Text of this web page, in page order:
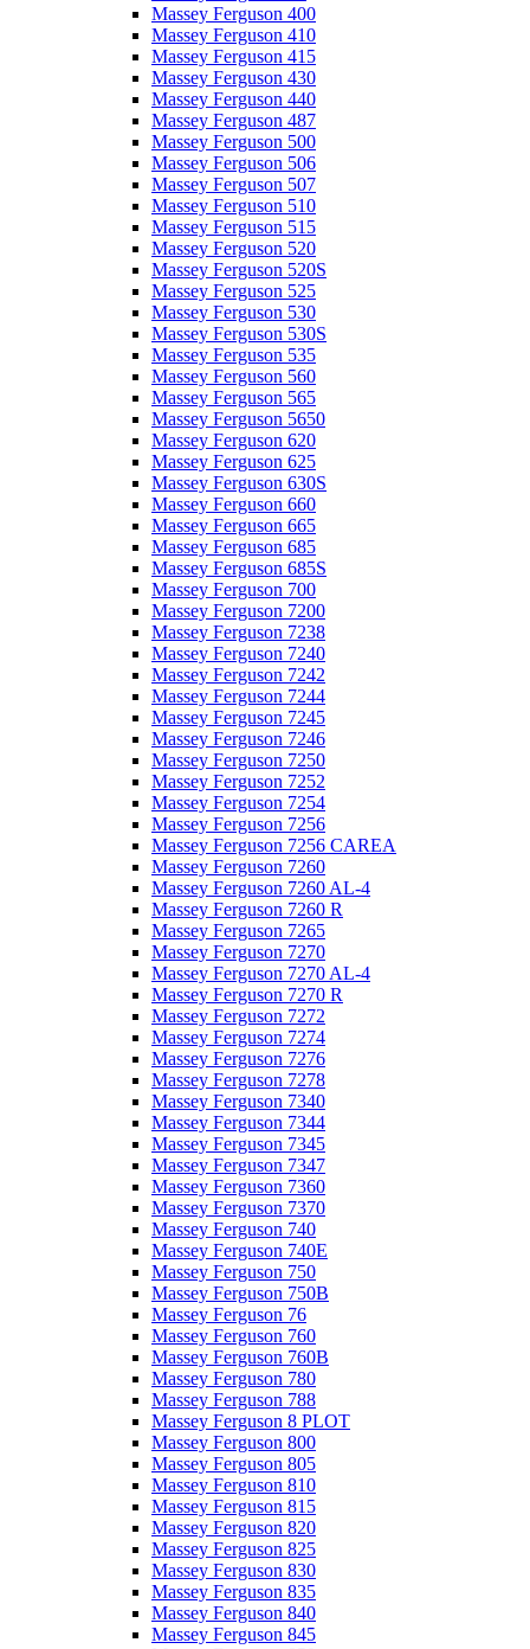
Massey Ferguson 400
Massey Ferguson 410
Massey Ferguson 415
Massey Ferguson 430
Massey Ferguson 440
Massey Ferguson 487
Massey Ferguson 500
Massey Ferguson 506
Massey Ferguson 507
Massey Ferguson 510
Massey Ferguson 515
Massey Ferguson 520
Massey Ferguson 520S
Massey Ferguson 525
Massey Ferguson 530
Massey Ferguson 530S
Massey Ferguson 535
Massey Ferguson 560
Massey Ferguson 565
Massey Ferguson 5650
Massey Ferguson 620
Massey Ferguson 625
Massey Ferguson 630S
Massey Ferguson 660
Massey Ferguson 665
Massey Ferguson 685
Massey Ferguson 685S
Massey Ferguson 700
Massey Ferguson 7200
Massey Ferguson 7238
Massey Ferguson 7240
Massey Ferguson 7242
Massey Ferguson 7244
Massey Ferguson 7245
Massey Ferguson 7246
Massey Ferguson 7250
Massey Ferguson 7252
Massey Ferguson 7254
Massey Ferguson 7256
Massey Ferguson 7256 CAREA
Massey Ferguson 7260
Massey Ferguson 7260 AL-4
Massey Ferguson 7260 R
Massey Ferguson 7265
Massey Ferguson 7270
Massey Ferguson 7270 AL-4
Massey Ferguson 7270 R
Massey Ferguson 7272
Massey Ferguson 7274
Massey Ferguson 7276
Massey Ferguson 7278
Massey Ferguson 7340
Massey Ferguson 7344
Massey Ferguson 7345
Massey Ferguson 7347
Massey Ferguson 7360
Massey Ferguson 7370
Massey Ferguson 740
Massey Ferguson 740E
Massey Ferguson 750
Massey Ferguson 750B
Massey Ferguson 76
Massey Ferguson 760
Massey Ferguson 760B
Massey Ferguson 780
Massey Ferguson 788
Massey Ferguson 8 PLOT
Massey Ferguson 800
Massey Ferguson 805
Massey Ferguson 810
Massey Ferguson 815
Massey Ferguson 820
Massey Ferguson 825
Massey Ferguson 830
Massey Ferguson 835
Massey Ferguson 840
Massey Ferguson 845